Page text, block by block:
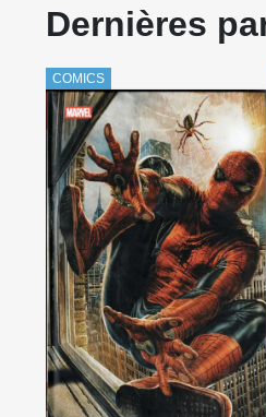
Dernières
COMICS